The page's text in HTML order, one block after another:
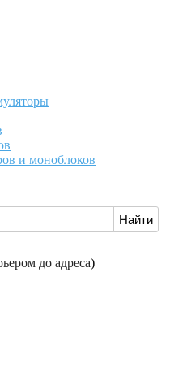
и моноблоков
до адреса)